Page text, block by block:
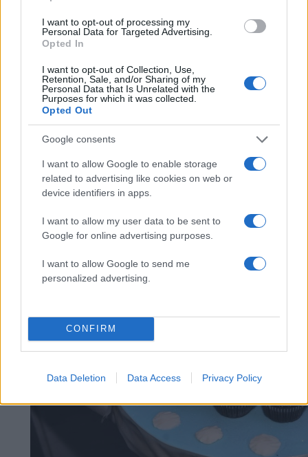
I want to opt-out of processing my
Personal Data for Targeted Advertising.
Opted In
I want to opt-out of Collection, Use,
Retention, Sale, and/or Sharing of my
Personal Data that Is Unrelated with the
Purposes for which it was collected.
Opted Out
Google consents
I want to allow Google to enable storage
related to advertising like cookies on web or
device identifiers in apps.
I want to allow my user data to be sent to
Google for online advertising purposes.
I want to allow Google to send me
personalized advertising.
CONFIRM
Data Deletion Data Access Privacy Policy
Οι καλεσμένοι που έδωσαν το “παρών”
ήταν λίγοι και εκλεκτοί καθώς το ζευγάρι
προτίμησε να μοιραστεί αυτή τη
σημαντική στιγμή του γιου του με τους
πιο στενούς τους φίλους και συγγενείς.